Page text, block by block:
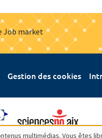
Job market
Gestion des cookies
multimédias. Vous êtes